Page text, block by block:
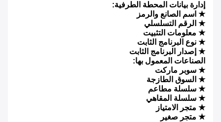
إدارة بيانات المحطة الطرفية:
★ اسم الصانع والرمز
★ الرقم التسلسلي
★ معلومات التثبيت
★ نوع البرنامج الثابت
★ إصدار البرنامج الثابت
الصناعات المعمول بها:
★ سوبر ماركت
★ السوق الطازجة
★ سلسلة مطاعم
★ سلسلة المقاهي
★ متجر الامتياز
★ متجر صغير